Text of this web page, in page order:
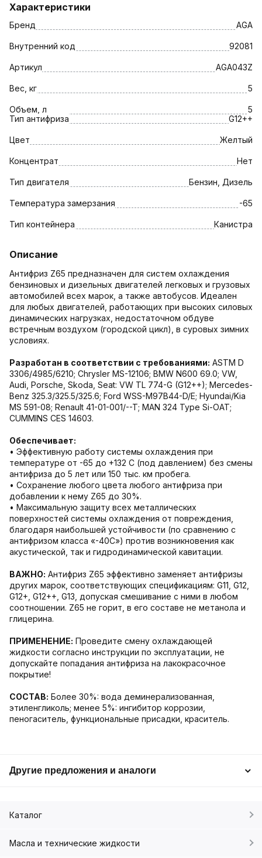
Характеристики
Бренд AGA
Внутренний код 92081
Артикул AGA043Z
Вес, кг 5
Объем, л
5
Тип антифриза
G12++
Цвет Желтый
Концентрат Нет
Тип двигателя Бензин, Дизель
Температура замерзания -65
Тип контейнера Канистра
Описание
Антифриз Z65 предназначен для систем охлаждения
бензиновых и дизельных двигателей легковых и грузовых
автомобилей всех марок, а также автобусов. Идеален
для любых двигателей, работающих при высоких силовых
динамических нагрузках, недостаточном обдуве
встречным воздухом (городской цикл), в суровых зимних
условиях.
Разработан в соответствии с требованиями: ASTM D
3306/4985/6210; Chrysler MS-12106; BMW N600 69.0; VW,
Audi, Porsche, Skoda, Seat: VW TL 774-G (G12++); Mercedes-
Benz 325.3/325.5/325.6; Ford WSS-M97B44-D/E; Hyundai/Kia
MS 591-08; Renault 41-01-001/--T; MAN 324 Type Si-OAT;
CUMMINS CES 14603.
Обеспечивает:
• Эффективную работу системы охлаждения при
температуре от -65 до +132 С (под давлением) без смены
антифриза до 5 лет или 150 тыс. км пробега.
• Сохранение любого цвета любого антифриза при
добавлении к нему Z65 до 30%.
• Максимальную защиту всех металлических
поверхностей системы охлаждения от повреждения,
благодаря наибольшей устойчивости (по сравнению с
антифризом класса «-40С») против возникновения как
акустической, так и гидродинамической кавитации.
ВАЖНО: Антифриз Z65 эффективно заменяет антифризы
других марок, соответствующих спецификациям: G11, G12,
G12+, G12++, G13, допуская смешивание с ними в любом
соотношении. Z65 не горит, в его составе не метанола и
глицерина.
ПРИМЕНЕНИЕ: Проведите смену охлаждающей
жидкости согласно инструкции по эксплуатации, не
допускайте попадания антифриза на лакокрасочное
покрытие!
СОСТАВ: Более 30%: вода деминерализованная,
этиленгликоль; менее 5%: ингибитор коррозии,
пеногаситель, функциональные присадки, краситель.
Другие предложения и аналоги
Каталог
Масла и технические жидкости